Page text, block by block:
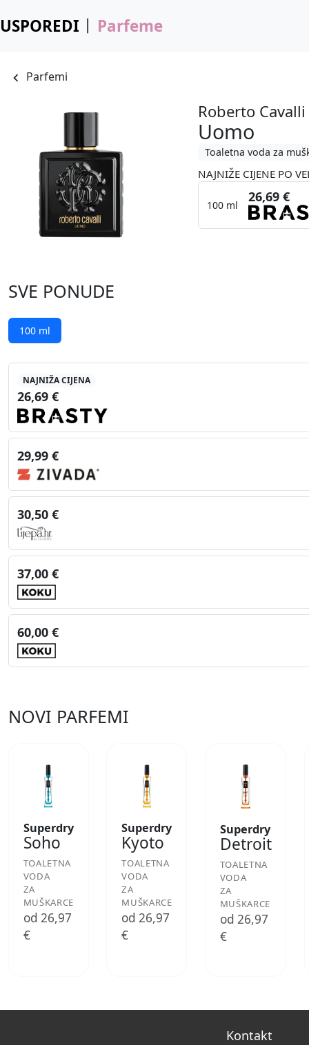
USPOREDI Parfeme
Parfemi
Roberto Cavalli
Uomo
Toaletna voda za
NAJNIŽE CIJENE PO
100 ml
26,69 €
SVE PONUDE
100 ml
NAJNIŽA CIJENA
26,69 €
29,99 €
30,50 €
37,00 €
60,00 €
NOVI PARFEMI
Superdry
Soho
TOALETNA
VODA
ZA
MUŠKARCE
od 26,97
€
Superdry
Kyoto
TOALETNA
VODA
ZA
MUŠKARCE
od 26,97
€
Superdry
Detroit
TOALETNA
VODA
ZA
MUŠKARCE
od 26,97
€
Kontakt